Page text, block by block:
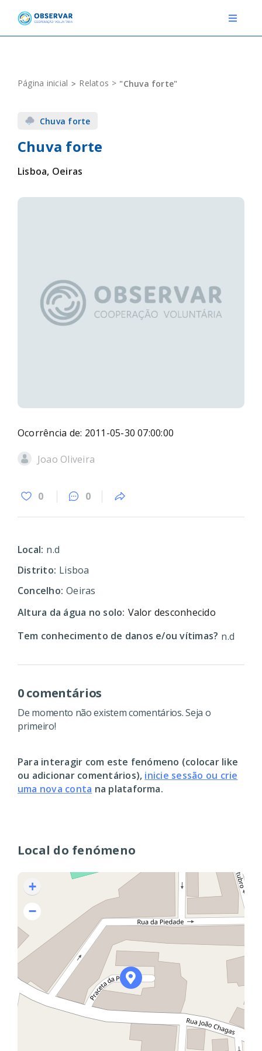
content
Toggle
EVENTOS
DEFINIÇÕES
F.A.Q.
Página inicial Relatos "Chuva forte"
Local do fenómeno
+
−
Chuva forte
Chuva forte
Lisboa, Oeiras
Ocorrência de: 2011-05-30 07:00:00
Joao Oliveira
0 0
Local: n.d
Distrito: Lisboa
Concelho: Oeiras
Altura da água no solo: Valor desconhecido
Tem conhecimento de danos e/ou vítimas? n.d
0 comentários
De momento não existem comentários. Seja o
primeiro!
Para interagir com este fenómeno (colocar like
ou adicionar comentários), inicie sessão ou crie
uma nova conta na plataforma.